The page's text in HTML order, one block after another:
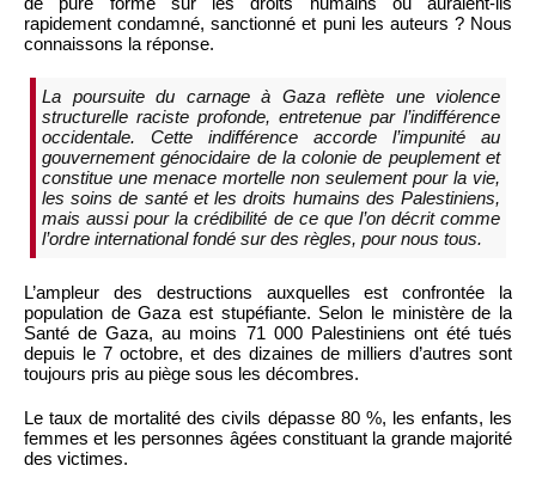
rapidement condamné, sanctionné et puni les auteurs ? Nous
connaissons la réponse.
La poursuite du carnage à Gaza reflète une violence
structurelle raciste profonde, entretenue par l’indifférence
occidentale. Cette indifférence accorde l’impunité au
gouvernement génocidaire de la colonie de peuplement et
constitue une menace mortelle non seulement pour la vie,
les soins de santé et les droits humains des Palestiniens,
mais aussi pour la crédibilité de ce que l’on décrit comme
l’ordre international fondé sur des règles, pour nous tous.
L’ampleur des destructions auxquelles est confrontée la
population de Gaza est stupéfiante. Selon le ministère de la
Santé de Gaza, au moins 71 000 Palestiniens ont été tués
depuis le 7 octobre, et des dizaines de milliers d’autres sont
toujours pris au piège sous les décombres.
Le taux de mortalité des civils dépasse 80 %, les enfants, les
femmes et les personnes âgées constituant la grande majorité
des victimes.